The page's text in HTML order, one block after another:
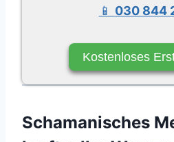
📱 030 844
Kostenloses
Schamanisches